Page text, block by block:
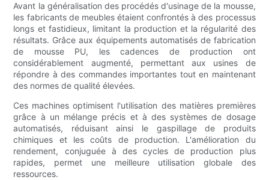
Avant la généralisation des procédés d'usinage de la mousse,
les fabricants de meubles étaient confrontés à des processus
longs et fastidieux, limitant la production et la régularité des
résultats. Grâce aux équipements automatisés de fabrication
de mousse PU, les cadences de production ont
considérablement augmenté, permettant aux usines de
répondre à des commandes importantes tout en maintenant
des normes de qualité élevées.
Ces machines optimisent l'utilisation des matières premières
grâce à un mélange précis et à des systèmes de dosage
automatisés, réduisant ainsi le gaspillage de produits
chimiques et les coûts de production. L'amélioration du
rendement, conjuguée à des cycles de production plus
rapides, permet une meilleure utilisation globale des
ressources.